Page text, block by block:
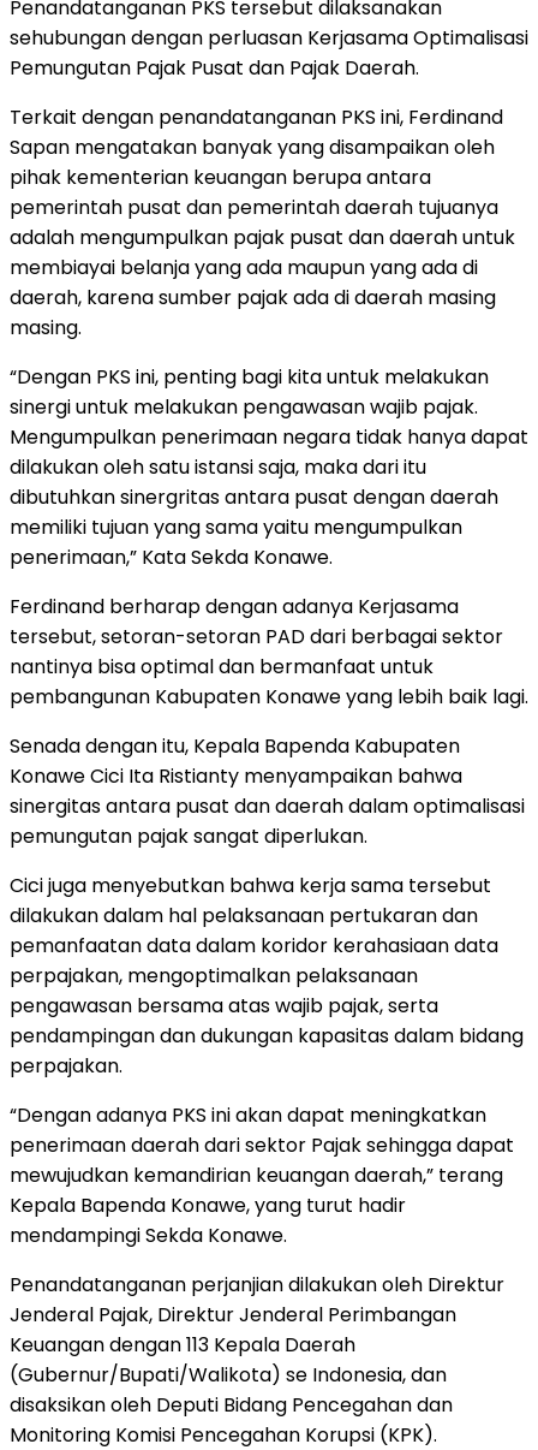
Penandatanganan PKS tersebut dilaksanakan
sehubungan dengan perluasan Kerjasama Optimalisasi
Pemungutan Pajak Pusat dan Pajak Daerah.
Terkait dengan penandatanganan PKS ini, Ferdinand
Sapan mengatakan banyak yang disampaikan oleh
pihak kementerian keuangan berupa antara
pemerintah pusat dan pemerintah daerah tujuanya
adalah mengumpulkan pajak pusat dan daerah untuk
membiayai belanja yang ada maupun yang ada di
daerah, karena sumber pajak ada di daerah masing
masing.
“Dengan PKS ini, penting bagi kita untuk melakukan
sinergi untuk melakukan pengawasan wajib pajak.
Mengumpulkan penerimaan negara tidak hanya dapat
dilakukan oleh satu istansi saja, maka dari itu
dibutuhkan sinergritas antara pusat dengan daerah
memiliki tujuan yang sama yaitu mengumpulkan
penerimaan,” Kata Sekda Konawe.
Ferdinand berharap dengan adanya Kerjasama
tersebut, setoran-setoran PAD dari berbagai sektor
nantinya bisa optimal dan bermanfaat untuk
pembangunan Kabupaten Konawe yang lebih baik lagi.
Senada dengan itu, Kepala Bapenda Kabupaten
Konawe Cici Ita Ristianty menyampaikan bahwa
sinergitas antara pusat dan daerah dalam optimalisasi
pemungutan pajak sangat diperlukan.
Cici juga menyebutkan bahwa kerja sama tersebut
dilakukan dalam hal pelaksanaan pertukaran dan
pemanfaatan data dalam koridor kerahasiaan data
perpajakan, mengoptimalkan pelaksanaan
pengawasan bersama atas wajib pajak, serta
pendampingan dan dukungan kapasitas dalam bidang
perpajakan.
“Dengan adanya PKS ini akan dapat meningkatkan
penerimaan daerah dari sektor Pajak sehingga dapat
mewujudkan kemandirian keuangan daerah,” terang
Kepala Bapenda Konawe, yang turut hadir
mendampingi Sekda Konawe.
Penandatanganan perjanjian dilakukan oleh Direktur
Jenderal Pajak, Direktur Jenderal Perimbangan
Keuangan dengan 113 Kepala Daerah
(Gubernur/Bupati/Walikota) se Indonesia, dan
disaksikan oleh Deputi Bidang Pencegahan dan
Monitoring Komisi Pencegahan Korupsi (KPK).